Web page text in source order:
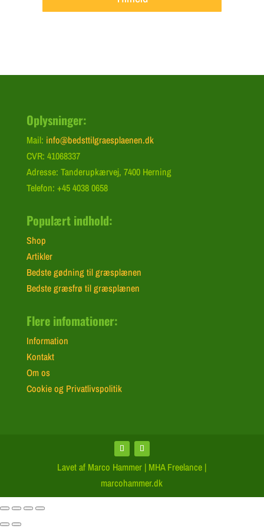
Oplysninger:
Mail: info@bedsttilgraesplaenen.dk
CVR: 41068337
Adresse: Tanderupkærvej, 7400 Herning
Telefon: +45 4038 0658
Populært indhold:
Shop
Artikler
Bedste gødning til græsplænen
Bedste græsfrø til græsplænen
Flere infomationer:
Information
Kontakt
Om os
Cookie og Privatlivspolitik
Lavet af Marco Hammer | MHA Freelance |
marcohammer.dk